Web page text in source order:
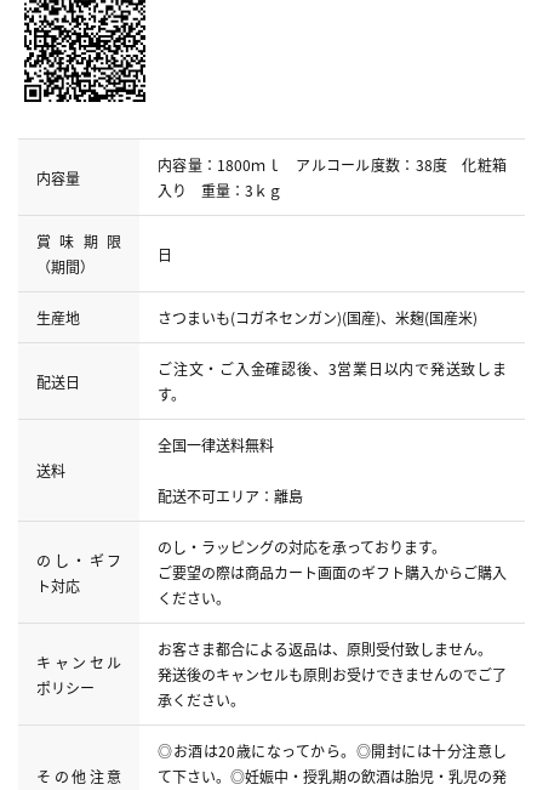
内容量
内容量：1800ｍｌ アルコール度数：38度 化粧箱
入り 重量：3ｋｇ
賞味期限
（期間）
日
生産地 さつまいも(コガネセンガン)(国産)、米麹(国産米)
配送日
ご注文・ご入金確認後、3営業日以内で発送致しま
す。
送料
全国一律送料無料
配送不可エリア：離島
のし・ギフ
ト対応
のし・ラッピングの対応を承っております。
ご要望の際は商品カート画面のギフト購入からご購入
ください。
キャンセル
ポリシー
お客さま都合による返品は、原則受付致しません。
発送後のキャンセルも原則お受けできませんのでご了
承ください。
その他注意
◎お酒は20歳になってから。◎開封には十分注意し
て下さい。◎妊娠中・授乳期の飲酒は胎児・乳児の発